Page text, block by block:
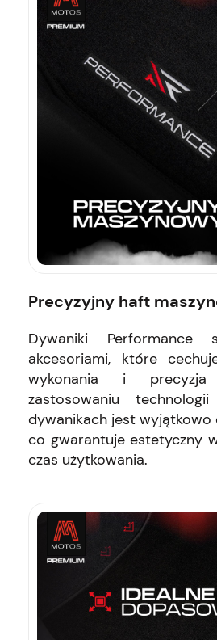
Precyzyjny haft
Dywaniki Performance
akcesoriami, które
wykonania i
zastosowaniu
dywanikach jest wyjątkowo
co gwarantuje estetyczny
czas użytkowania.